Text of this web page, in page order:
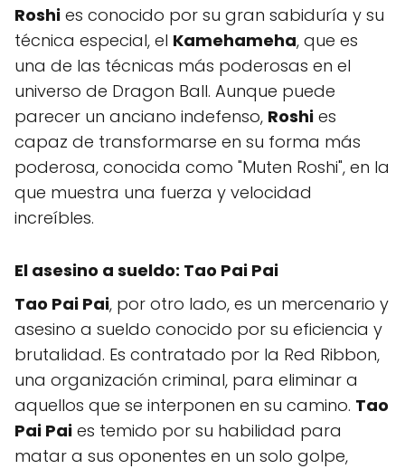
Roshi es conocido por su gran sabiduría y su
técnica especial, el Kamehameha, que es
una de las técnicas más poderosas en el
universo de Dragon Ball. Aunque puede
parecer un anciano indefenso, Roshi es
capaz de transformarse en su forma más
poderosa, conocida como "Muten Roshi", en la
que muestra una fuerza y velocidad
increíbles.
El asesino a sueldo: Tao Pai Pai
Tao Pai Pai, por otro lado, es un mercenario y
asesino a sueldo conocido por su eficiencia y
brutalidad. Es contratado por la Red Ribbon,
una organización criminal, para eliminar a
aquellos que se interponen en su camino. Tao
Pai Pai es temido por su habilidad para
matar a sus oponentes en un solo golpe,